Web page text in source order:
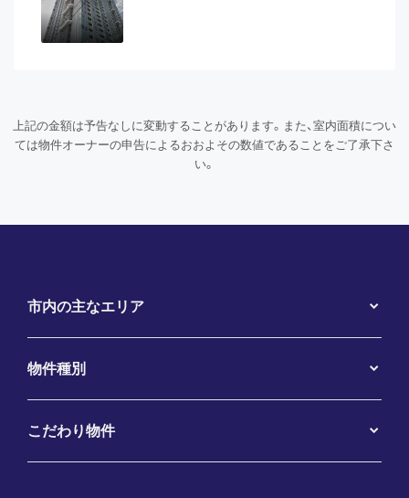
上記の金額は予告なしに変動することがあります。また、室内面積につい
ては物件オーナーの申告によるおおよその数値であることをご了承下さ
い。
市内の主なエリア
物件種別
こだわり物件